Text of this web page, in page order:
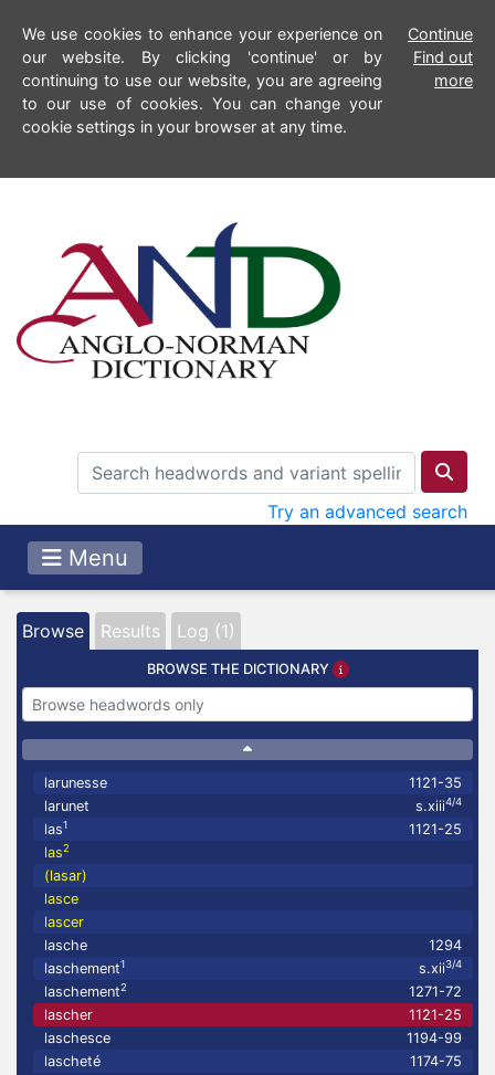
We use cookies to enhance your experience on
our website. By clicking 'continue' or by
continuing to use our website, you are agreeing
to our use of cookies. You can change your
cookie settings in your browser at any time.
Continue
Find out
more
Try an advanced search
Menu
Browse Results Log (1)
BROWSE THE DICTIONARY
larunesse
1121-35
larunet
s.xiii4/4
las1
1121-25
las2
(lasar)
lasce
lascer
lasche
1294
laschement1 s.xii3/4
laschement2
1271-72
lascher
1121-25
laschesce
1194-99
lascheté
1174-75